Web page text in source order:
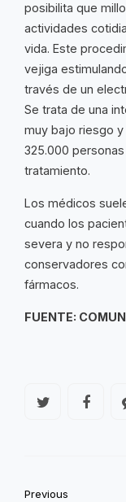
posibilita que
actividades
vida. Este
vejiga
través de un
Se trata de una
muy bajo riesgo
325.000
tratamiento.
Los médicos
cuando los
severa y no
conservadores
fármacos.
FUENTE:
Previous